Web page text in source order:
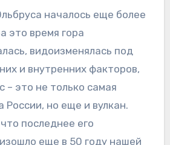
началось еще более
это время гора
видоизменялась под
и внутренних факторов,
– это не только самая
России, но еще и вулкан.
последнее его
еще в 50 году нашей